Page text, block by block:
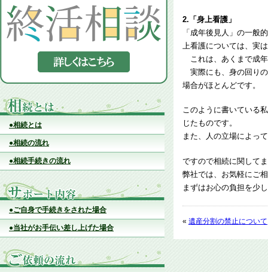
●相続とは
●相続の流れ
●相続手続きの流れ
●ご自身で手続きをされた場合
●当社がお手伝い差し上げた場合
2.「身上看護」
「成年後見人」の一般
上看護については、実
これは、あくまで成
実際にも、身の回り
場合がほとんどです。
このように書いている
じたものです。
また、人の立場によっ
ですので相続に関して
弊社では、お気軽にご
まずはお心の負担を少
« 遺産分割の禁止について